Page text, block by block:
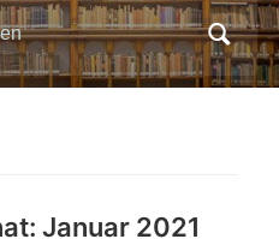
Januar 2021